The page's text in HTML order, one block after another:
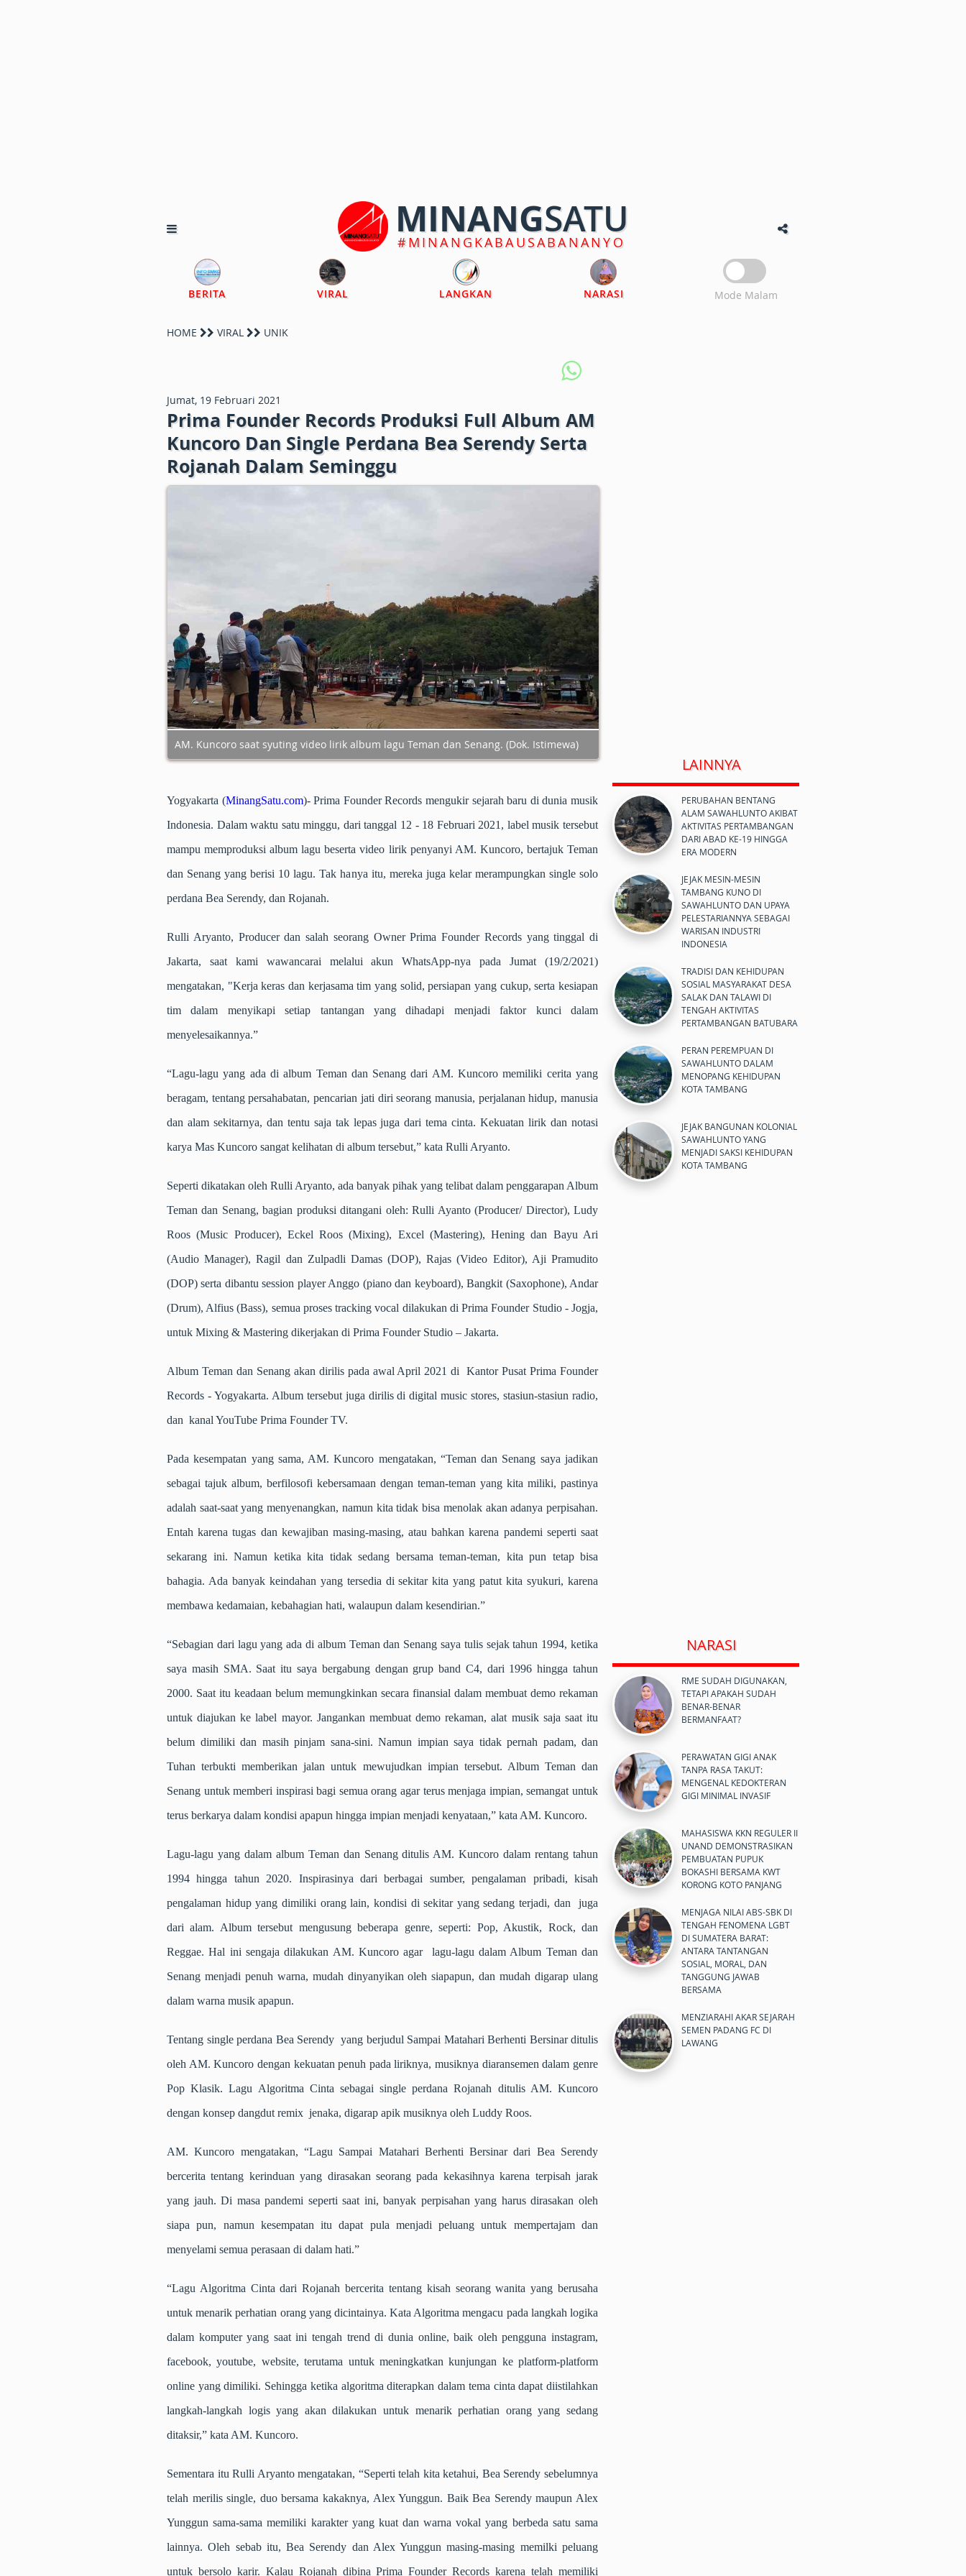
MINANGSATU
#MINANGKABAUSABANANYO
BERITA VIRAL LANGKAN NARASI Mode Malam
HOME VIRAL UNIK
Jumat, 19 Februari 2021
Prima Founder Records Produksi Full Album AM
Kuncoro Dan Single Perdana Bea Serendy Serta
Rojanah Dalam Seminggu
AM. Kuncoro saat syuting video lirik album lagu Teman dan Senang. (Dok. Istimewa)
Yogyakarta (MinangSatu.com)- Prima Founder Records mengukir sejarah baru di dunia musik
Indonesia. Dalam waktu satu minggu, dari tanggal 12 - 18 Februari 2021, label musik tersebut
mampu memproduksi album lagu beserta video lirik penyanyi AM. Kuncoro, bertajuk Teman
dan Senang yang berisi 10 lagu. Tak hanya itu, mereka juga kelar merampungkan single solo
perdana Bea Serendy, dan Rojanah.
Rulli Aryanto, Producer dan salah seorang Owner Prima Founder Records yang tinggal di
Jakarta, saat kami wawancarai melalui akun WhatsApp-nya pada Jumat (19/2/2021)
mengatakan, "Kerja keras dan kerjasama tim yang solid, persiapan yang cukup, serta kesiapan
tim dalam menyikapi setiap tantangan yang dihadapi menjadi faktor kunci dalam
menyelesaikannya.”
“Lagu-lagu yang ada di album Teman dan Senang dari AM. Kuncoro memiliki cerita yang
beragam, tentang persahabatan, pencarian jati diri seorang manusia, perjalanan hidup, manusia
dan alam sekitarnya, dan tentu saja tak lepas juga dari tema cinta. Kekuatan lirik dan notasi
karya Mas Kuncoro sangat kelihatan di album tersebut,” kata Rulli Aryanto.
Seperti dikatakan oleh Rulli Aryanto, ada banyak pihak yang telibat dalam penggarapan Album
Teman dan Senang, bagian produksi ditangani oleh: Rulli Ayanto (Producer/ Director), Ludy
Roos (Music Producer), Eckel Roos (Mixing), Excel (Mastering), Hening dan Bayu Ari
(Audio Manager), Ragil dan Zulpadli Damas (DOP), Rajas (Video Editor), Aji Pramudito
(DOP) serta dibantu session player Anggo (piano dan keyboard), Bangkit (Saxophone), Andar
(Drum), Alfius (Bass), semua proses tracking vocal dilakukan di Prima Founder Studio - Jogja,
untuk Mixing & Mastering dikerjakan di Prima Founder Studio – Jakarta.
Album Teman dan Senang akan dirilis pada awal April 2021 di Kantor Pusat Prima Founder
Records - Yogyakarta. Album tersebut juga dirilis di digital music stores, stasiun-stasiun radio,
dan kanal YouTube Prima Founder TV.
Pada kesempatan yang sama, AM. Kuncoro mengatakan, “Teman dan Senang saya jadikan
sebagai tajuk album, berfilosofi kebersamaan dengan teman-teman yang kita miliki, pastinya
adalah saat-saat yang menyenangkan, namun kita tidak bisa menolak akan adanya perpisahan.
Entah karena tugas dan kewajiban masing-masing, atau bahkan karena pandemi seperti saat
sekarang ini. Namun ketika kita tidak sedang bersama teman-teman, kita pun tetap bisa
bahagia. Ada banyak keindahan yang tersedia di sekitar kita yang patut kita syukuri, karena
membawa kedamaian, kebahagian hati, walaupun dalam kesendirian.”
“Sebagian dari lagu yang ada di album Teman dan Senang saya tulis sejak tahun 1994, ketika
saya masih SMA. Saat itu saya bergabung dengan grup band C4, dari 1996 hingga tahun
2000. Saat itu keadaan belum memungkinkan secara finansial dalam membuat demo rekaman
untuk diajukan ke label mayor. Jangankan membuat demo rekaman, alat musik saja saat itu
belum dimiliki dan masih pinjam sana-sini. Namun impian saya tidak pernah padam, dan
Tuhan terbukti memberikan jalan untuk mewujudkan impian tersebut. Album Teman dan
Senang untuk memberi inspirasi bagi semua orang agar terus menjaga impian, semangat untuk
terus berkarya dalam kondisi apapun hingga impian menjadi kenyataan,” kata AM. Kuncoro.
Lagu-lagu yang dalam album Teman dan Senang ditulis AM. Kuncoro dalam rentang tahun
1994 hingga tahun 2020. Inspirasinya dari berbagai sumber, pengalaman pribadi, kisah
pengalaman hidup yang dimiliki orang lain, kondisi di sekitar yang sedang terjadi, dan juga
dari alam. Album tersebut mengusung beberapa genre, seperti: Pop, Akustik, Rock, dan
Reggae. Hal ini sengaja dilakukan AM. Kuncoro agar lagu-lagu dalam Album Teman dan
Senang menjadi penuh warna, mudah dinyanyikan oleh siapapun, dan mudah digarap ulang
dalam warna musik apapun.
Tentang single perdana Bea Serendy yang berjudul Sampai Matahari Berhenti Bersinar ditulis
oleh AM. Kuncoro dengan kekuatan penuh pada liriknya, musiknya diaransemen dalam genre
Pop Klasik. Lagu Algoritma Cinta sebagai single perdana Rojanah ditulis AM. Kuncoro
dengan konsep dangdut remix jenaka, digarap apik musiknya oleh Luddy Roos.
AM. Kuncoro mengatakan, “Lagu Sampai Matahari Berhenti Bersinar dari Bea Serendy
bercerita tentang kerinduan yang dirasakan seorang pada kekasihnya karena terpisah jarak
yang jauh. Di masa pandemi seperti saat ini, banyak perpisahan yang harus dirasakan oleh
siapa pun, namun kesempatan itu dapat pula menjadi peluang untuk mempertajam dan
menyelami semua perasaan di dalam hati.”
“Lagu Algoritma Cinta dari Rojanah bercerita tentang kisah seorang wanita yang berusaha
untuk menarik perhatian orang yang dicintainya. Kata Algoritma mengacu pada langkah logika
dalam komputer yang saat ini tengah trend di dunia online, baik oleh pengguna instagram,
facebook, youtube, website, terutama untuk meningkatkan kunjungan ke platform-platform
online yang dimiliki. Sehingga ketika algoritma diterapkan dalam tema cinta dapat diistilahkan
langkah-langkah logis yang akan dilakukan untuk menarik perhatian orang yang sedang
ditaksir,” kata AM. Kuncoro.
Sementara itu Rulli Aryanto mengatakan, “Seperti telah kita ketahui, Bea Serendy sebelumnya
telah merilis single, duo bersama kakaknya, Alex Yunggun. Baik Bea Serendy maupun Alex
Yunggun sama-sama memiliki karakter yang kuat dan warna vokal yang berbeda satu sama
lainnya. Oleh sebab itu, Bea Serendy dan Alex Yunggun masing-masing memilki peluang
untuk bersolo karir. Kalau Rojanah dibina Prima Founder Records karena telah memiliki
LAINNYA
PERUBAHAN BENTANG
ALAM SAWAHLUNTO AKIBAT
AKTIVITAS PERTAMBANGAN
DARI ABAD KE-19 HINGGA
ERA MODERN
JEJAK MESIN-MESIN
TAMBANG KUNO DI
SAWAHLUNTO DAN UPAYA
PELESTARIANNYA SEBAGAI
WARISAN INDUSTRI
INDONESIA
TRADISI DAN KEHIDUPAN
SOSIAL MASYARAKAT DESA
SALAK DAN TALAWI DI
TENGAH AKTIVITAS
PERTAMBANGAN BATUBARA
PERAN PEREMPUAN DI
SAWAHLUNTO DALAM
MENOPANG KEHIDUPAN
KOTA TAMBANG
JEJAK BANGUNAN KOLONIAL
SAWAHLUNTO YANG
MENJADI SAKSI KEHIDUPAN
KOTA TAMBANG
NARASI
RME SUDAH DIGUNAKAN,
TETAPI APAKAH SUDAH
BENAR-BENAR
BERMANFAAT?
PERAWATAN GIGI ANAK
TANPA RASA TAKUT:
MENGENAL KEDOKTERAN
GIGI MINIMAL INVASIF
MAHASISWA KKN REGULER II
UNAND DEMONSTRASIKAN
PEMBUATAN PUPUK
BOKASHI BERSAMA KWT
KORONG KOTO PANJANG
MENJAGA NILAI ABS-SBK DI
TENGAH FENOMENA LGBT
DI SUMATERA BARAT:
ANTARA TANTANGAN
SOSIAL, MORAL, DAN
TANGGUNG JAWAB
BERSAMA
MENZIARAHI AKAR SEJARAH
SEMEN PADANG FC DI
LAWANG